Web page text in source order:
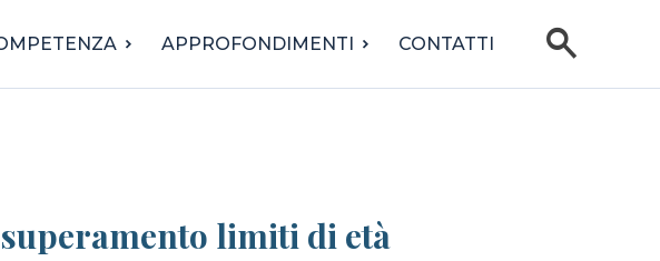
APPROFONDIMENTI CONTATTI search
limiti di età